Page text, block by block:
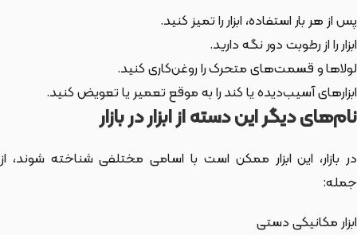
پس از هر بار استفاده، ابزار را تمیز کنید.
ابزار را از رطوبت دور نگه دارید.
لولاها و قسمت‌های متحرک را روغن‌کاری کنید.
ابزارهای آسیب‌دیده یا کند را به موقع تعمیر یا تعویض کنید.
نام‌های دیگر این دسته از ابزار در بازار
در بازار، این ابزار ممکن است با اسامی مختلفی شناخته شوند، از
جمله:
ابزار مکانیکی دستی